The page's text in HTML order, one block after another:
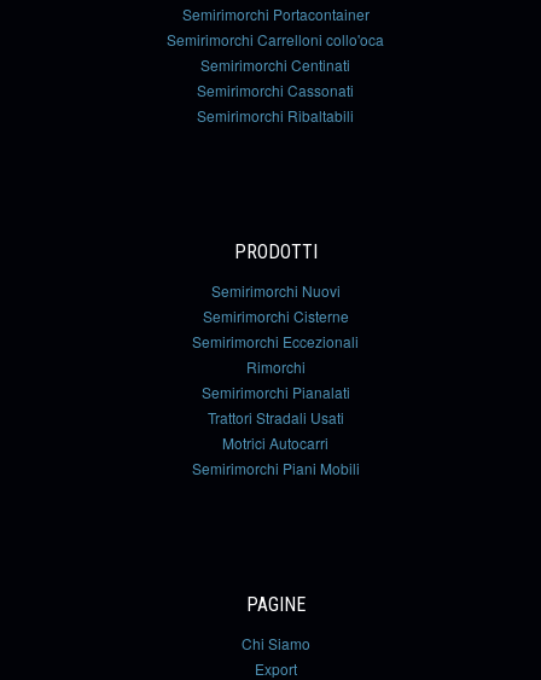
Semirimorchi Portacontainer
Semirimorchi Carrelloni collo'oca
Semirimorchi Centinati
Semirimorchi Cassonati
Semirimorchi Ribaltabili
PRODOTTI
Semirimorchi Nuovi
Semirimorchi Cisterne
Semirimorchi Eccezionali
Rimorchi
Semirimorchi Pianalati
Trattori Stradali Usati
Motrici Autocarri
Semirimorchi Piani Mobili
PAGINE
Chi Siamo
Export